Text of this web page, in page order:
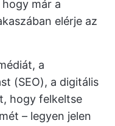
már a
elérje az
a
(SEO), a digitális
hogy felkeltse
– legyen jelen